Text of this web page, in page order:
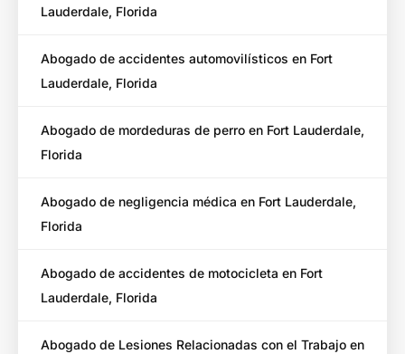
Lauderdale, Florida
Abogado de accidentes automovilísticos en Fort
Lauderdale, Florida
Abogado de mordeduras de perro en Fort Lauderdale,
Florida
Abogado de negligencia médica en Fort Lauderdale,
Florida
Abogado de accidentes de motocicleta en Fort
Lauderdale, Florida
Abogado de Lesiones Relacionadas con el Trabajo en